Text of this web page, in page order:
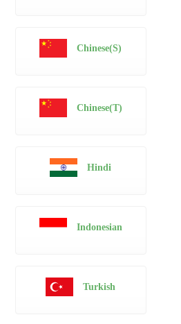
Chinese(S)
Chinese(T)
Hindi
Indonesian
Turkish